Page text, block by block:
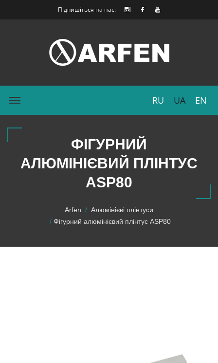
Підпишіться на нас:
RU UA EN
ФІГУРНИЙ
АЛЮМІНІЄВИЙ ПЛІНТУС
ASP80
Arfen
Алюмінієві плінтуси
Фігурний алюмінієвий плінтус ASP80